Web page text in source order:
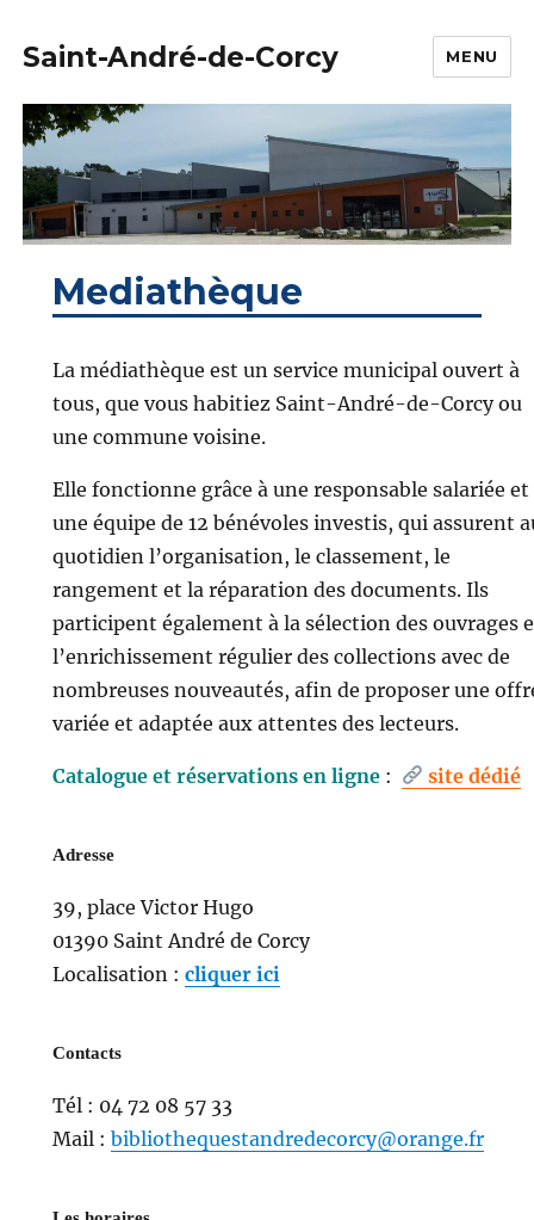
Saint-André-de-Corcy MENU
Mediathèque
La médiathèque est un service municipal ouvert à
tous, que vous habitiez Saint-André-de-Corcy ou
une commune voisine.
Elle fonctionne grâce à une responsable salariée et
une équipe de 12 bénévoles investis, qui assurent
quotidien l’organisation, le classement, le
rangement et la réparation des documents. Ils
participent également à la sélection des ouvrages
l’enrichissement régulier des collections avec de
nombreuses nouveautés, afin de proposer une
variée et adaptée aux attentes des lecteurs.
Catalogue et réservations en ligne: site dédié
Adresse
39, place Victor Hugo
01390 Saint André de Corcy
Localisation : cliquer ici
Contacts
Tél : 04 72 08 57 33
Mail : bibliothequestandredecorcy@orange.fr